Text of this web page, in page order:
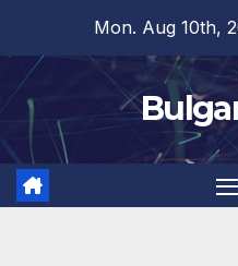
content
Mon. Aug 10th,